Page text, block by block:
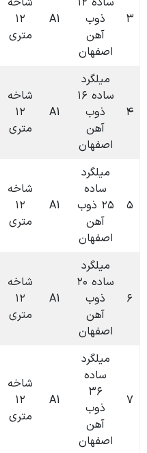
۱۲
ساده کیلوگرم ۱۲
۱۲
ساده کیلوگرم ۱۶
۱۲
ساده کیلوگرم ۲۵
۱۲
ساده کیلوگرم ۲۰
۱۲
ساده کیلوگرم ۳۶